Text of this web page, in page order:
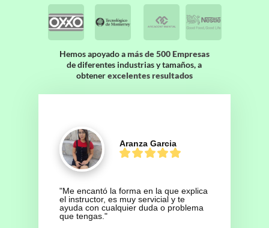
Aranza Garcia
"Me encantó la forma en la que explica
el instructor, es muy servicial y te
ayuda con cualquier duda o problema
que tengas."
Hemos apoyado amás de 500 Empresas
de diferentes industrias y tamaños, a
obtenerexcelentes resultados